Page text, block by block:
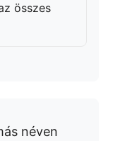
összes
néven